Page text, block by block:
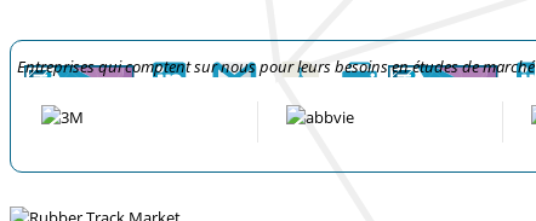
Entreprises qui comptent sur nous pour leurs besoins en études de marché